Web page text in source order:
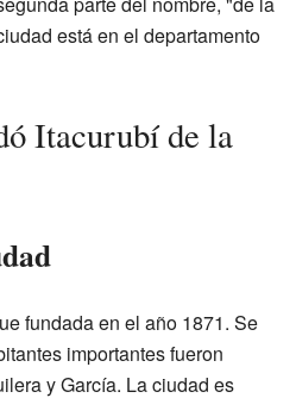
está en el departamento
Itacurubí de la
fundada en el año 1871. Se
importantes fueron
y García. La ciudad es